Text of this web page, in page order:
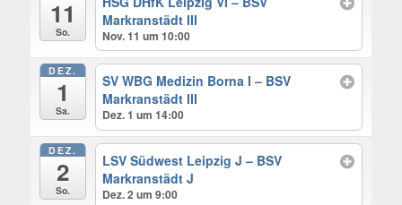
11
So.
Markranstädt III
Nov. 11 um 10:00
DEZ.
1
Sa.
SV WBG Medizin Borna I – BSV
Markranstädt III
Dez. 1 um 14:00
DEZ.
2
So.
LSV Südwest Leipzig J – BSV
Markranstädt J
Dez. 2 um 9:00